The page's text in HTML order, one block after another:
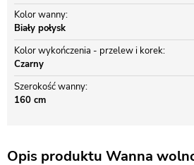
Kolor wanny
Biały połysk
Kolor wykończenia - przelew i korek
Czarny
Szerokość wanny
160 cm
Opis produktu Wanna